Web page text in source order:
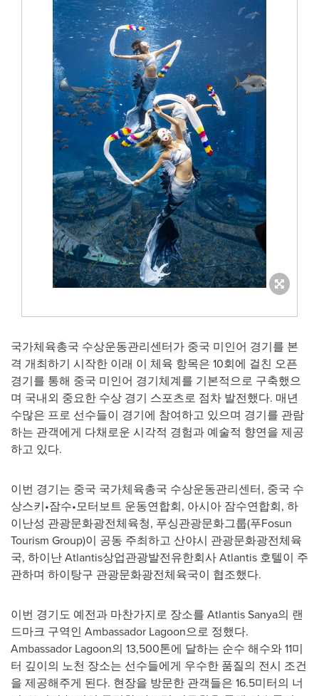
국가체육총국 수상운동관리센터가 중국 미인어 경기를 본
격 개최하기 시작한 이래 이 체육 항목은 10회에 걸친 오픈
경기를 통해 중국 미인어 경기체계를 기본적으로 구축했으
며 국내외 중요한 수상 경기 스포츠로 점차 발전했다. 매년
수많은 프로 선수들이 경기에 참여하고 있으며 경기를 관람
하는 관객에게 다채로운 시각적 경험과 예술적 향연을 제공
하고 있다.
이번 경기는 중국 국가체육총국 수상운동관리센터, 중국 수
상스키•잠수•모터보트 운동연합회, 아시아 잠수연합회, 하
이난성 관광문화광전체육청, 푸싱관광문화그룹(푸Fosun
Tourism Group)이 공동 주최하고 산야시 관광문화광전체육
국, 하이난 Atlantis상업관광발전유한회사 Atlantis 호텔이 주
관하며 하이탕구 관광문화광전체육국이 협조했다.
이번 경기도 예전과 마찬가지로 장소를 Atlantis Sanya의 랜
드마크 구역인 Ambassador Lagoon으로 정했다.
Ambassador Lagoon의 13,500톤에 달하는 순수 해수와 11미
터 깊이의 노천 장소는 선수들에게 우수한 품질의 전시 조건
을 제공해주게 된다. 현장을 방문한 관객들은 16.5미터의 너